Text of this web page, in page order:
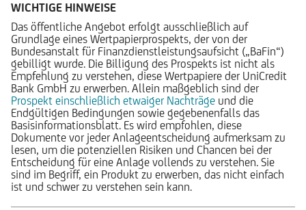
WICHTIGE HINWEISE
Das öffentliche Angebot erfolgt ausschließlich auf
Grundlage eines Wertpapierprospekts, der von der
Bundesanstalt für Finanzdienstleistungsaufsicht („BaFin“)
gebilligt wurde. Die Billigung des Prospekts ist nicht als
Empfehlung zu verstehen, diese Wertpapiere der UniCredit
Bank GmbH zu erwerben. Allein maßgeblich sind der
Prospekt einschließlich etwaiger Nachträge und die
Endgültigen Bedingungen sowie gegebenenfalls das
Basisinformationsblatt. Es wird empfohlen, diese
Dokumente vor jeder Anlageentscheidung aufmerksam zu
lesen, um die potenziellen Risiken und Chancen bei der
Entscheidung für eine Anlage vollends zu verstehen. Sie
sind im Begriff, ein Produkt zu erwerben, das nicht einfach
ist und schwer zu verstehen sein kann.